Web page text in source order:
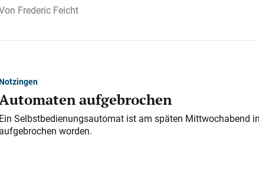
Frederic Feicht
aufgebrochen
Ein Selbstbedienungsautomat ist am späten Mittwochabend
aufgebrochen worden.